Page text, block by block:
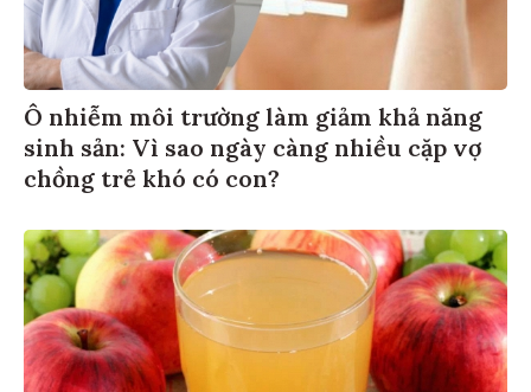
Ô nhiễm môi trường làm giảm khả năng
sinh sản: Vì sao ngày càng nhiều cặp vợ
chồng trẻ khó có con?